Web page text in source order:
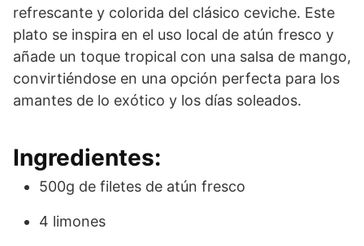
refrescante y colorida del clásico ceviche. Este
plato se inspira en el uso local de atún fresco y
añade un toque tropical con una salsa de mango,
convirtiéndose en una opción perfecta para los
amantes de lo exótico y los días soleados.
Ingredientes:
500g de filetes de atún fresco
4 limones